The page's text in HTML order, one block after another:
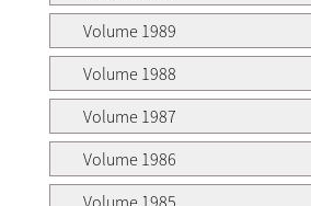
Volume 1989
Volume 1988
Volume 1987
Volume 1986
Volume 1985